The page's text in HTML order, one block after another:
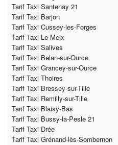
Tarif Taxi Santenay 21
Tarif Taxi Barjon
Tarif Taxi Cussey-les-Forges
Tarif Taxi Le Meix
Tarif Taxi Salives
Tarif Taxi Belan-sur-Ource
Tarif Taxi Grancey-sur-Ource
Tarif Taxi Thoires
Tarif Taxi Bressey-sur-Tille
Tarif Taxi Remilly-sur-Tille
Tarif Taxi Blaisy-Bas
Tarif Taxi Bussy-la-Pesle 21
Tarif Taxi Drée
Tarif Taxi Grénand-lès-Sombernon